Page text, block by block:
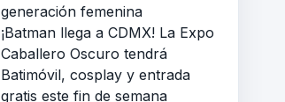
generación femenina
¡Batman llega a CDMX! La Expo
Caballero Oscuro tendrá
Batimóvil, cosplay y entrada
gratis este fin de semana